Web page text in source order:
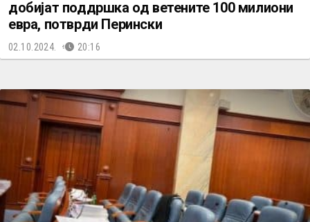
добијат поддршка од ветените 100 милиони
евра, потврди Перински
02.10.2024. 20:16